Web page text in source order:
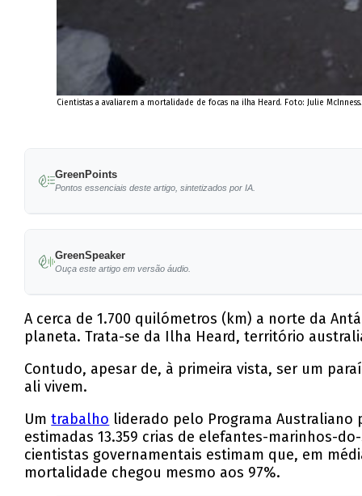
Cientistas a avaliarem a mortalidade de focas na ilha Heard. Foto: Julie McInness.
GreenPoints
Pontos essenciais deste artigo, sintetizados por IA.
A taxa de mortalidade das crias na ilha Heard
As observações por drones revelaram altos
O vírus pode ter chegado à ilha Heard em
GreenSpeaker
Ouça este artigo em versão áudio.
A cerca de 1.700 quilómetros (km) a norte da
planeta. Trata-se da Ilha Heard, território
Contudo, apesar de, à primeira vista, ser um
ali vivem.
Umtrabalho liderado pelo Programa Australiano
estimadas 13.359 crias de elefantes-marinhos-
cientistas governamentais estimam que, em
mortalidade chegou mesmo aos 97%.